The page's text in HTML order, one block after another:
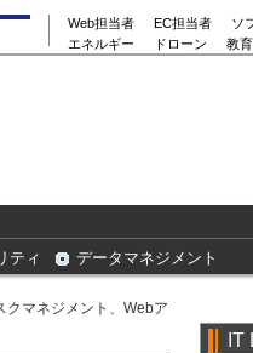
Web担当者 EC担当者
ソ
エネルギー
ドローン 教
ティ データマネジメント
クマネジメント、Webア
IT